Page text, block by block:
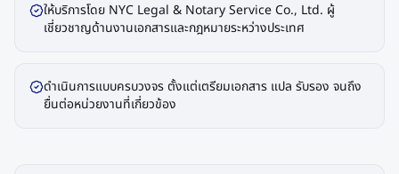
ให้บริการโดย NYC Legal & Notary Service Co., Ltd. ผู้
เชี่ยวชาญด้านงานเอกสารและกฎหมายระหว่างประเทศ
ดำเนินการแบบครบวงจร ตั้งแต่เตรียมเอกสาร แปล รับรอง จนถึง
ยื่นต่อหน่วยงานที่เกี่ยวข้อง